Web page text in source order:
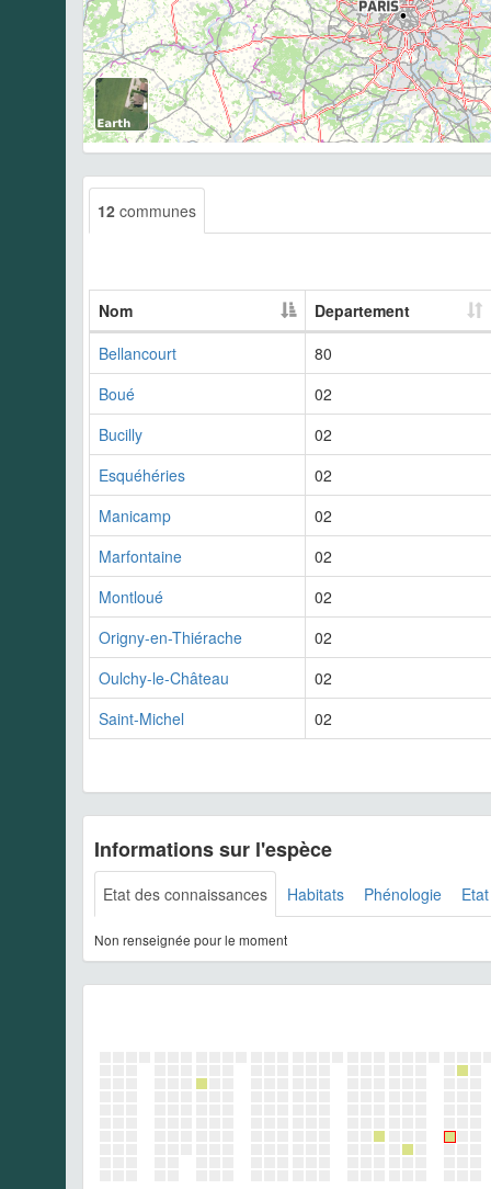
12 communes
Nom
Departement
Bellancourt
80
Boué
02
Bucilly
02
Esquéhéries
02
Manicamp
02
Marfontaine
02
Montloué
02
Origny-en-Thiérache
02
Oulchy-le-Château
02
Saint-Michel
02
Informations sur l'espèce
Etat des connaissances Habitats Phénologie
Non renseignée pour le moment